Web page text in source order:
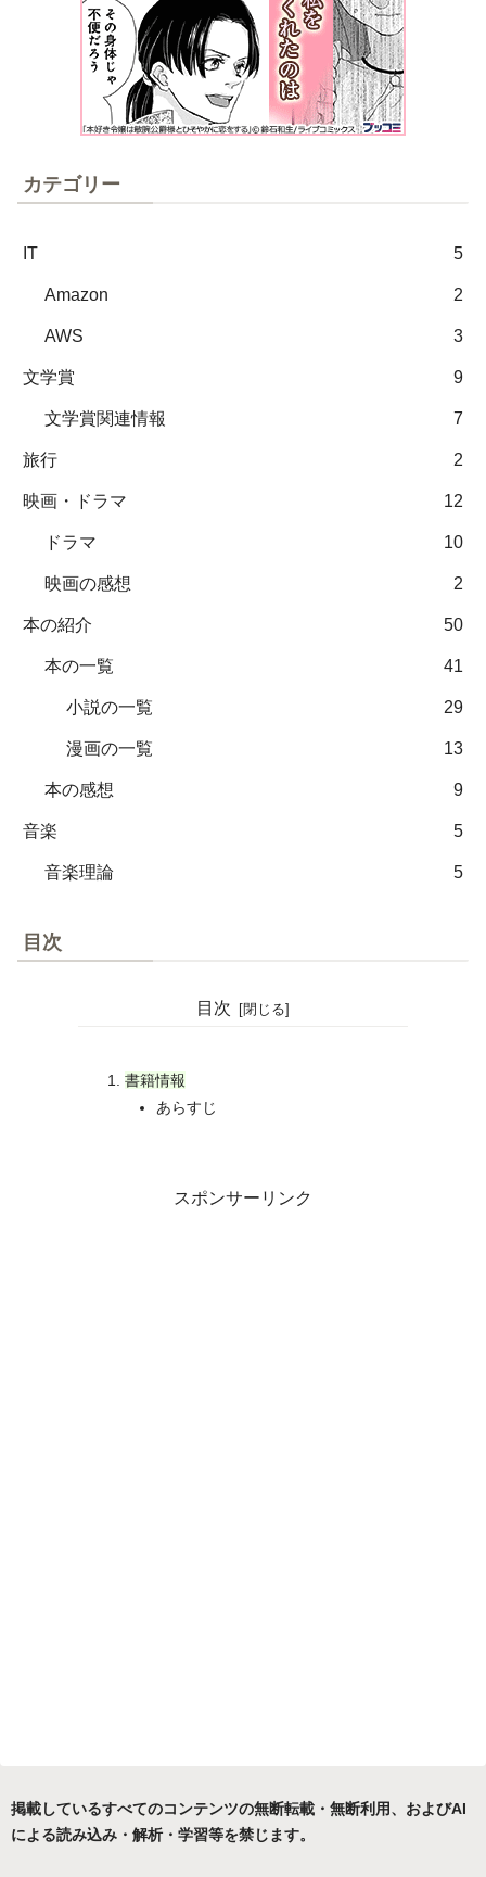
カテゴリー
IT 5
Amazon 2
AWS 3
文学賞 9
文学賞関連情報 7
旅行 2
映画・ドラマ 12
ドラマ 10
映画の感想 2
本の紹介 50
本の一覧 41
小説の一覧 29
漫画の一覧 13
本の感想 9
音楽 5
音楽理論 5
目次
目次
書籍情報
あらすじ
スポンサーリンク
掲載しているすべてのコンテンツの無断転載・無断利用、およびAI
による読み込み・解析・学習等を禁じます。